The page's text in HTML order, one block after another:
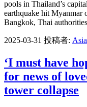
pools in Thailand’s
earthquake hit Myanmar
Bangkok, Thai
2025-03-31 投稿者:
‘I must have
for news of
tower collapse